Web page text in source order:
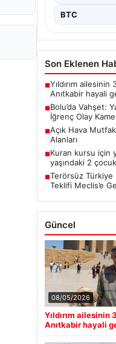
BTC
Son Eklenen
■Yıldırım ailesinin
Anıtkabir hayali
■Bolu’da Vahşet:
İğrenç Olay
■Açık Hava
Alanları
■Kuran kursu için
yaşındaki 2
■Terörsüz Türkiye
Teklifi Meclis’e
Güncel
08/05/2026
Yıldırım ailesinin
Anıtkabir hayali